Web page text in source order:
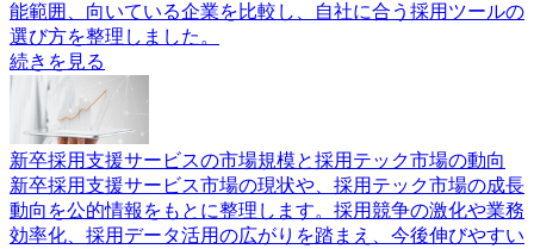
能範囲、向いている企業を比較し、自社に合う採用ツールの
選び方を整理しました。
続きを見る
新卒採用支援サービスの市場規模と採用テック市場の動向
新卒採用支援サービス市場の現状や、採用テック市場の成長
動向を公的情報をもとに整理します。採用競争の激化や業務
効率化、採用データ活用の広がりを踏まえ、今後伸びやすい